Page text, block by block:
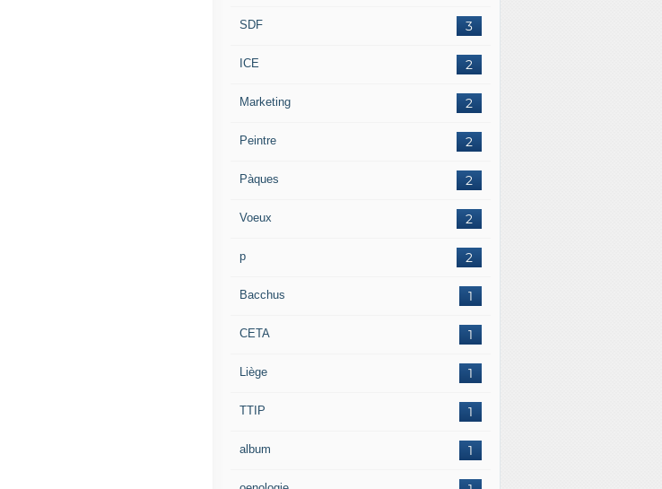
3
SDF
2
ICE
2
Marketing
2
Peintre
2
Pàques
2
Voeux
2
p
1
Bacchus
1
CETA
1
Liège
1
TTIP
1
album